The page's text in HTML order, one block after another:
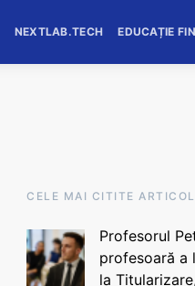
NEXTLAB.TECH EDUCAȚIE
CELE MAI CITITE
Profesorul
profesoară a
la